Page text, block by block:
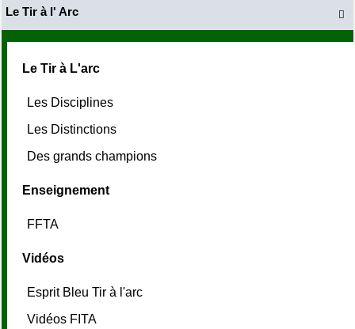

Le Tir à l' Arc
Le Tir à L'arc
Les Disciplines
Les Distinctions
Des grands champions
Enseignement
FFTA
Vidéos
Esprit Bleu Tir à l'arc
Vidéos FITA